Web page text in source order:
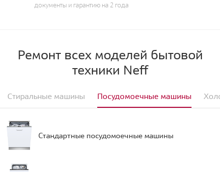
документы и гарантию на 2 года
Ремонт всех моделей бытовой
техники Neff
Стиральные машины Посудомоечные машины
Стандартные посудомоечные машины